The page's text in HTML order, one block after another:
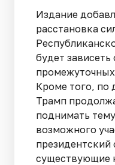
Издание
расстановка
будет зависеть
Кроме того, по
Трамп
поднимать
возможного
президентский
существующие